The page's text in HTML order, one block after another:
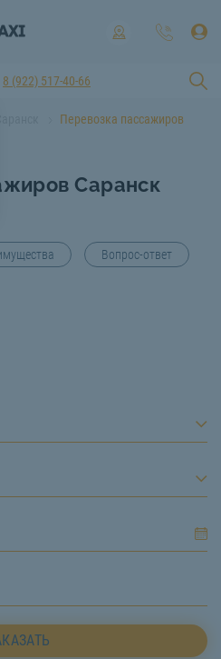
8 (922) 517-40-66
Перевозка пассажиров
Саранск
Вопрос-ответ